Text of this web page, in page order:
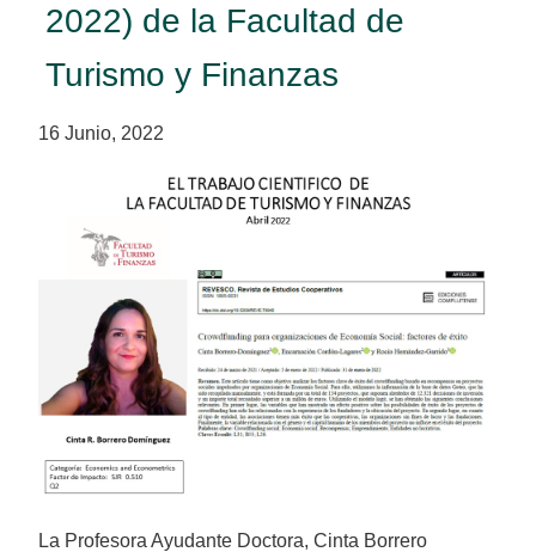
2022) de la Facultad de
Turismo y Finanzas
16 Junio, 2022
La Profesora Ayudante Doctora, Cinta Borrero